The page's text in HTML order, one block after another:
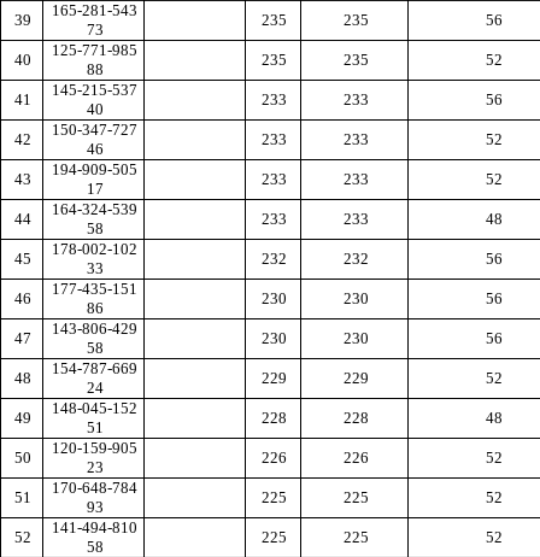
39
165-281-543
73
235 235 56
40
125-771-985
88
235 235 52
41
145-215-537
40
233 233 56
42
150-347-727
46
233 233 52
43
194-909-505
17
233 233 52
44
164-324-539
58
233 233 48
45
178-002-102
33
232 232 56
46
177-435-151
86
230 230 56
47
143-806-429
58
230 230 56
48
154-787-669
24
229 229 52
49
148-045-152
51
228 228 48
50
120-159-905
23
226 226 52
51
170-648-784
93
225 225 52
52
141-494-810
58
225 225 52